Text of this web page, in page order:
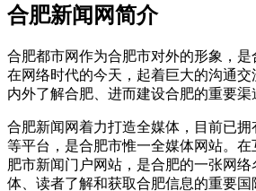
合肥新闻网简介
合肥都市网作为合肥市对外的形象，是
在网络时代的今天，起着巨大的沟通
内外了解合肥、进而建设合肥的重要渠
合肥新闻网着力打造全媒体，目前已
等平台，是合肥市惟一全媒体网站。
肥市新闻门户网站，是合肥的一张网
体、读者了解和获取合肥信息的重要国